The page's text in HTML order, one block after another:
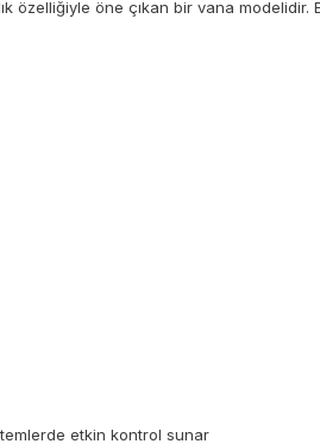
özelliğiyle öne çıkan bir vana
etkin kontrol sunar